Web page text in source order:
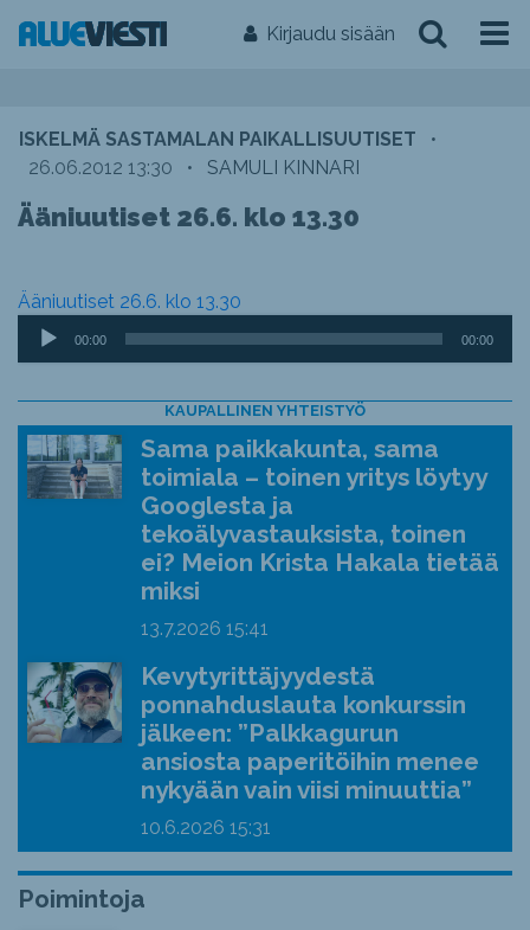
Kirjaudu sisään
ISKELMÄ SASTAMALAN PAIKALLISUUTISET
•
26.06.2012 13:30
• SAMULI KINNARI
Ääniuutiset 26.6. klo 13.30
Ääniuutiset 26.6. klo 13.30
Äänitoistin
00:00 00:00
KAUPALLINEN YHTEISTYÖ
Sama paikkakunta, sama
toimiala – toinen yritys löytyy
Googlesta ja
tekoälyvastauksista, toinen
ei? Meion Krista Hakala tietää
miksi
13.7.2026 15:41
Kevytyrittäjyydestä
ponnahduslauta konkurssin
jälkeen: ”Palkkagurun
ansiosta paperitöihin menee
nykyään vain viisi minuuttia”
10.6.2026 15:31
Poimintoja